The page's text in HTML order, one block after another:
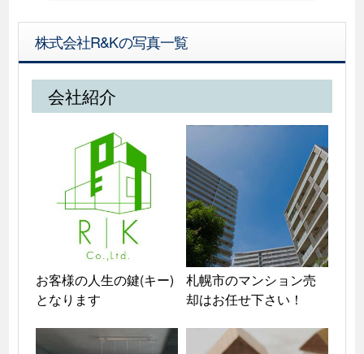
株式会社R&Kの写真一覧
会社紹介
お客様の人生の鍵(キー)
となります
札幌市のマンション売
却はお任せ下さい！